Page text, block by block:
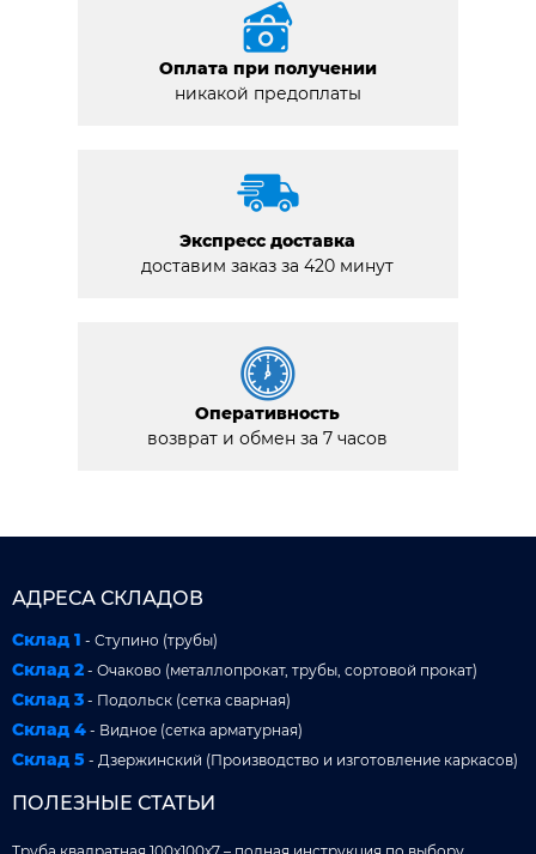
Оплата при получении
никакой предоплаты
Экспресс доставка
доставим заказ за 420 минут
Оперативность
возврат и обмен за 7 часов
АДРЕСА СКЛАДОВ
Склад 1 - Ступино (трубы)
Склад 2 - Очаково (металлопрокат, трубы, сортовой прокат)
Склад 3 - Подольск (сетка сварная)
Склад 4 - Видное (сетка арматурная)
Склад 5 - Дзержинский (Производство и изготовление каркасов)
ПОЛЕЗНЫЕ СТАТЬИ
Труба квадратная 100x100x7 – полная инструкция по выбору